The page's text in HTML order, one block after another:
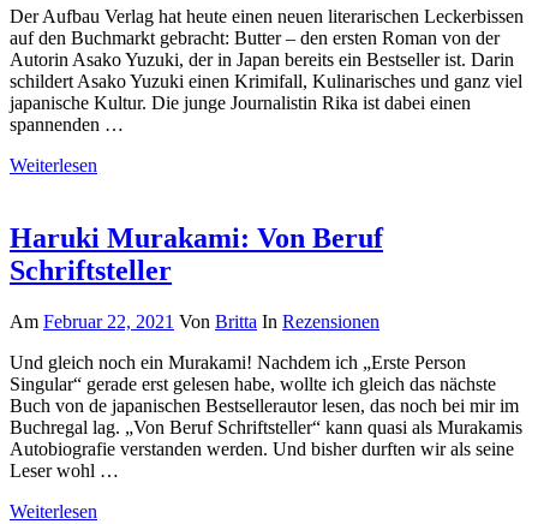
Der Aufbau Verlag hat heute einen neuen literarischen Leckerbissen
auf den Buchmarkt gebracht: Butter – den ersten Roman von der
Autorin Asako Yuzuki, der in Japan bereits ein Bestseller ist. Darin
schildert Asako Yuzuki einen Krimifall, Kulinarisches und ganz viel
japanische Kultur. Die junge Journalistin Rika ist dabei einen
spannenden …
Weiterlesen
Haruki Murakami: Von Beruf
Schriftsteller
Am Februar 22, 2021 Von Britta In Rezensionen
Und gleich noch ein Murakami! Nachdem ich „Erste Person
Singular“ gerade erst gelesen habe, wollte ich gleich das nächste
Buch von de japanischen Bestsellerautor lesen, das noch bei mir im
Buchregal lag. „Von Beruf Schriftsteller“ kann quasi als Murakamis
Autobiografie verstanden werden. Und bisher durften wir als seine
Leser wohl …
Weiterlesen